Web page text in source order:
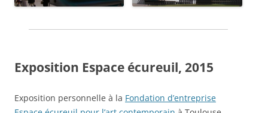
Exposition Espace écureuil, 2015
Exposition personnelle à la Fondation d’entreprise